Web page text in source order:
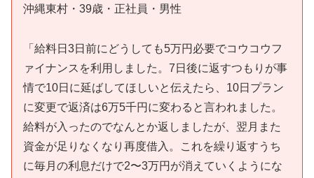
沖縄東村・39歳・正社員・男性
「給料日3日前にどうしても5万円必要でコウコウフ
ァイナンスを利用しました。7日後に返すつもりが事
情で10日に延ばしてほしいと伝えたら、10日プラン
に変更で返済は6万5千円に変わると言われました。
給料が入ったのでなんとか返しましたが、翌月また
資金が足りなくなり再度借入。これを繰り返すうち
に毎月の利息だけで2〜3万円が消えていくようにな